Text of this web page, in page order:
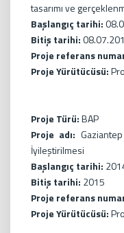
tasarımı ve
Başlangıç tarihi:
Bitiş tarihi:
Proje referans
Proje Yürütücüsü:
Proje Türü:BAP
Proje adı:
İyileştirilmesi
Başlangıç tarihi:
Bitiş tarihi: 2015
Proje referans
Proje Yürütücüsü: